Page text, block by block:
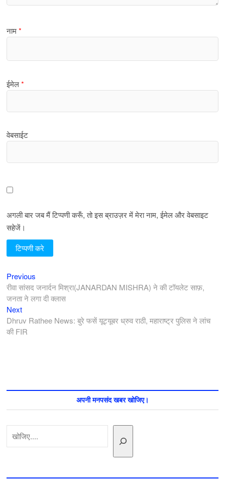
नाम*
ईमेल*
वेबसाईट
अगली बार जब मैं टिप्पणी करूँ, तो इस ब्राउज़र में मेरा नाम, ईमेल और वेबसाइट
सहेजें।
पोस्ट
नेविगेशन
Previous
post:
रीवा सांसद जनार्दन मिश्रा(JANARDAN MISHRA) ने की टॉयलेट साफ़,
जनता ने लगा दी क्लास
NextNext
post:
Dhruv Rathee News: बुरे फसें यूट्यूबर ध्रुव राठी, महाराष्ट्र पुलिस ने लांच
की FIR
अपनी मनपसंद खबर खोजिए।
खोजें